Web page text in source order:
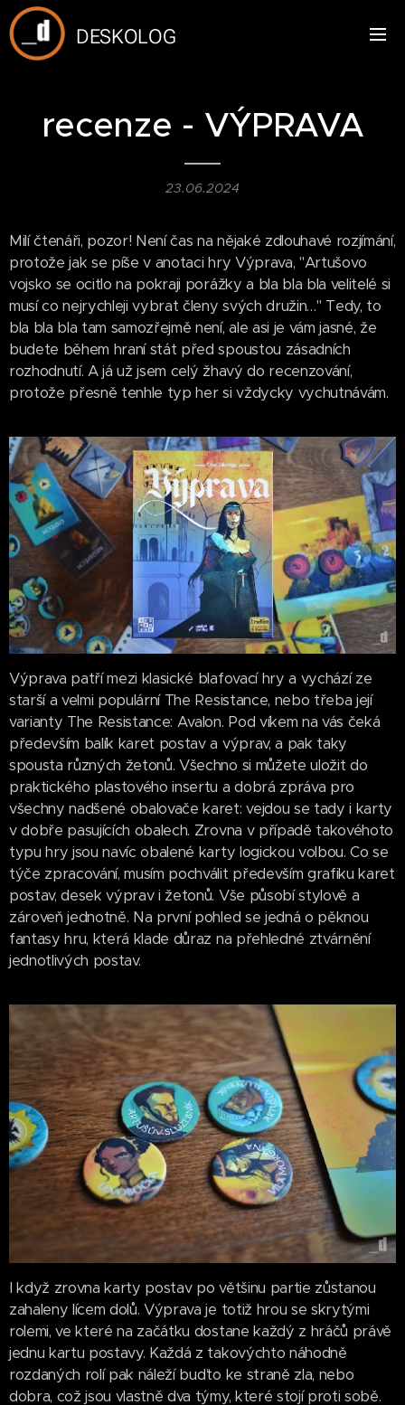
DESKOLOG
recenze - VÝPRAVA
23.06.2024
Milí čtenáři, pozor! Není čas na nějaké zdlouhavé rozjímání,
protože jak se píše v anotaci hry Výprava, "Artušovo
vojsko se ocitlo na pokraji porážky a bla bla bla velitelé si
musí co nejrychleji vybrat členy svých družin…" Tedy, to
bla bla bla tam samozřejmě není, ale asi je vám jasné, že
budete během hraní stát před spoustou zásadních
rozhodnutí. A já už jsem celý žhavý do recenzování,
protože přesně tenhle typ her si vždycky vychutnávám.
Výprava patří mezi klasické blafovací hry a vychází ze
starší a velmi populární The Resistance, nebo třeba její
varianty The Resistance: Avalon. Pod víkem na vás čeká
především balík karet postav a výprav, a pak taky
spousta různých žetonů. Všechno si můžete uložit do
praktického plastového insertu a dobrá zpráva pro
všechny nadšené obalovače karet: vejdou se tady i karty
v dobře pasujících obalech. Zrovna v případě takovéhoto
typu hry jsou navíc obalené karty logickou volbou. Co se
týče zpracování, musím pochválit především grafiku karet
postav, desek výprav i žetonů. Vše působí stylově a
zároveň jednotně. Na první pohled se jedná o pěknou
fantasy hru, která klade důraz na přehledné ztvárnění
jednotlivých postav.
I když zrovna karty postav po většinu partie zůstanou
zahaleny lícem dolů. Výprava je totiž hrou se skrytými
rolemi, ve které na začátku dostane každý z hráčů právě
jednu kartu postavy. Každá z takovýchto náhodně
rozdaných rolí pak náleží buďto ke straně zla, nebo
dobra, což jsou vlastně dva týmy, které stojí proti sobě.